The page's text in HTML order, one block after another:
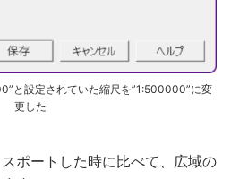
と設定されていた縮尺を”1:500000”に変
更した
ポートした時に比べて、広域の